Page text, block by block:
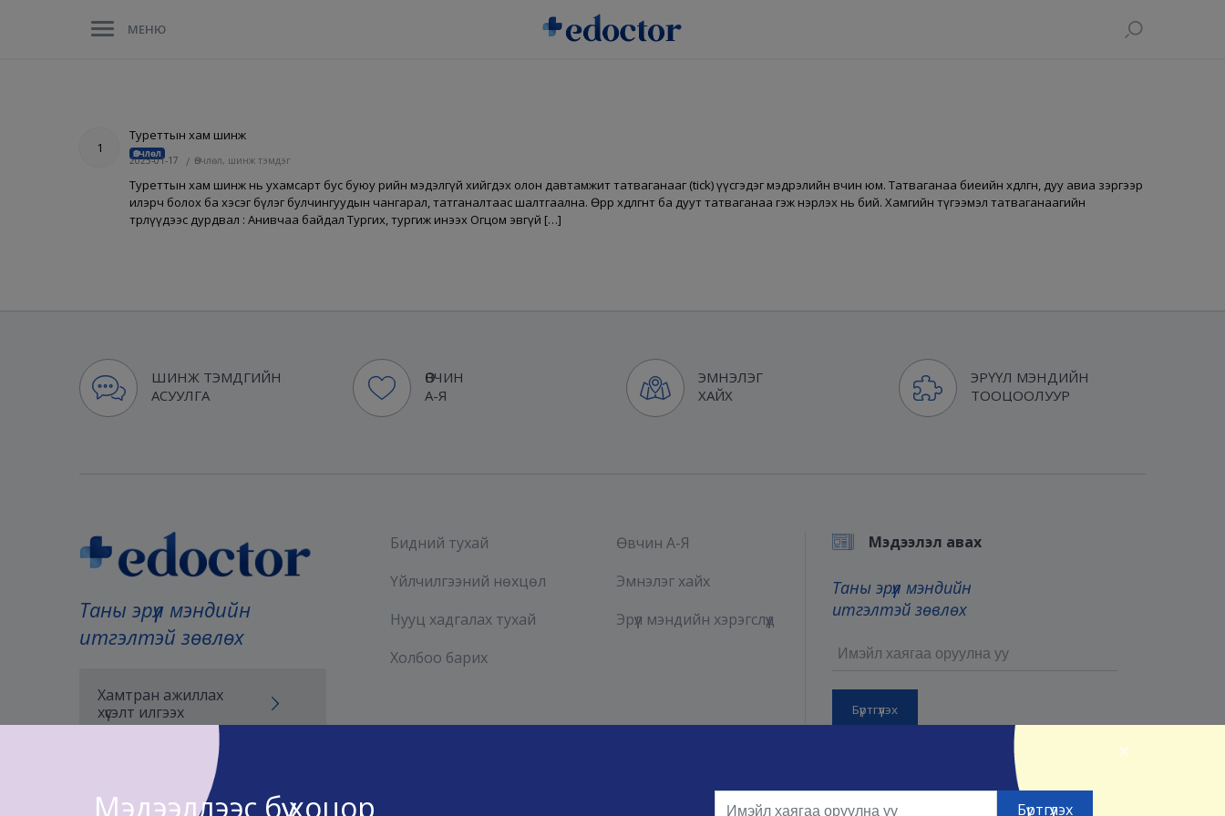
МЕНЮ
1
Туреттын хам шинж
Өвчлөл
2023-01-17 / Өвчлөл, шинж тэмдэг
Туреттын хам шинж нь ухамсарт бус буюу өөрийн мэдэлгүй хийгдэх олон давтамжит татваганааг (tick) үүсгэдэг мэдрэлийн өвчин юм. Татваганаа биеийн хөдөлгөөн, дуу авиа зэргээр
илэрч болох ба хэсэг бүлэг булчингуудын чангарал, татганалтаас шалтгаална. Өөрөөр хөдөлгөөнт ба дуут татваганаа гэж нэрлэх нь бий. Хамгийн түгээмэл татваганаагийн
төрлүүдээс дурдвал : Анивчаа байдал Тургих, тургиж инээх Огцом эвгүй […]
Мэдээллээс бүү хоцор
ШИНЖ ТЭМДГИЙН
АСУУЛГА
ӨВЧИН
А-Я
ЭМНЭЛЭГ
ХАЙХ
ЭРҮҮЛ МЭНДИЙН
ТООЦООЛУУР
Таны эрүүл мэндийн
итгэлтэй зөвлөх
Хамтран ажиллах
хүсэлт илгээх
Бидний тухай
Үйлчилгээний нөхцөл
Нууц хадгалах тухай
Холбоо барих
Өвчин А-Я
Эмнэлэг хайх
Эрүүл мэндийн хэрэгслүүд
Мэдээлэл авах
Таны эрүүл мэндийн
итгэлтэй зөвлөх
Үйлчилгээний нөхцөл
зөвшөөрсөнд тооцно.